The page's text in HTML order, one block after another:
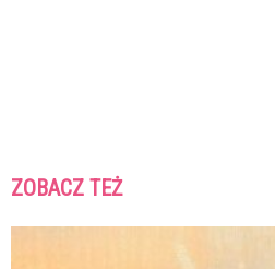
ZOBACZ TEŻ